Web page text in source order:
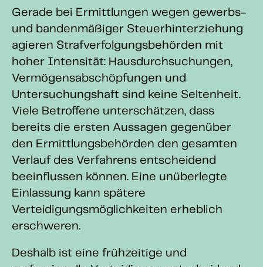
Gerade bei Ermittlungen wegen gewerbs-
und bandenmäßiger Steuerhinterziehung
agieren Strafverfolgungsbehörden mit
hoher Intensität: Hausdurchsuchungen,
Vermögensabschöpfungen und
Untersuchungshaft sind keine Seltenheit.
Viele Betroffene unterschätzen, dass
bereits die ersten Aussagen gegenüber
den Ermittlungsbehörden den gesamten
Verlauf des Verfahrens entscheidend
beeinflussen können. Eine unüberlegte
Einlassung kann spätere
Verteidigungsmöglichkeiten erheblich
erschweren.
Deshalb ist eine frühzeitige und